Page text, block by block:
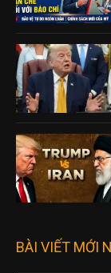
BÀI VIẾT MỚI